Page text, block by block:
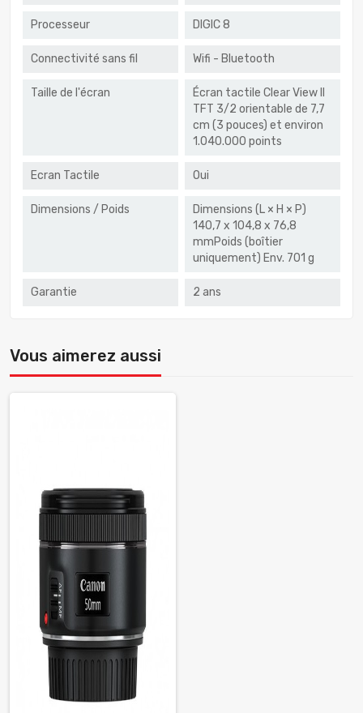
Processeur DIGIC 8
Connectivité sans fil Wifi - Bluetooth
Taille de l'écran
Écran tactile Clear View II
TFT 3/2 orientable de 7,7
cm (3 pouces) et environ
1.040.000 points
Ecran Tactile Oui
Dimensions / Poids
Dimensions (L × H × P)
140,7 x 104,8 x 76,8
mmPoids (boîtier
uniquement) Env. 701 g
Garantie 2 ans
Vous aimerez aussi